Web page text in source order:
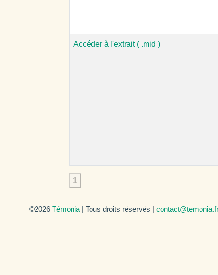
Accéder à l'extrait ( .mid )
1
©2026 Témonia | Tous droits réservés | contact@temonia.fr